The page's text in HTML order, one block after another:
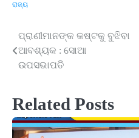
ରାଜ୍ୟ
Post
navigation
ପ୍ରାଣୀମାନଙ୍କ କଷ୍ଟକୁ ବୁଝିବା
ଆବଶ୍ୟକ : ସୋଆ
ଉପସଭାପତି
Related Posts